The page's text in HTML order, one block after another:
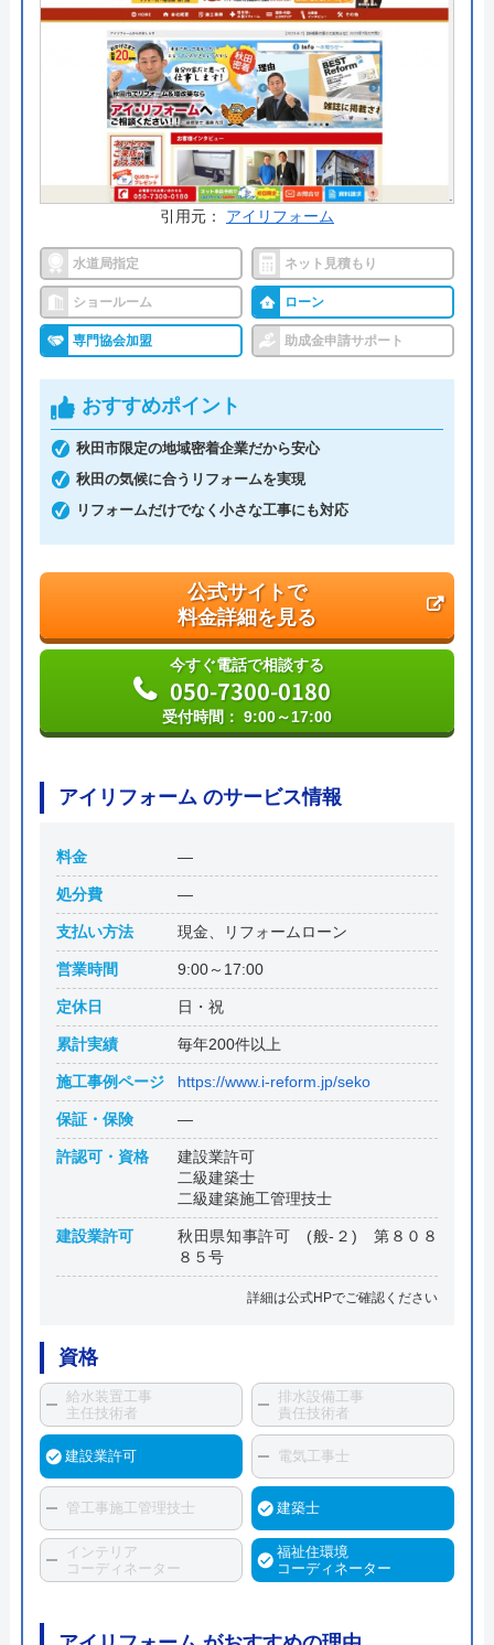
で問い合わせてみてください。
公式サイトで
料金詳細を見る
今すぐ電話で相談する
0120-915-122
受付時間： 10:00～18:00
リフォームDEPOT秋田店 の基本情報
運営会社 株式会社寺沢工務店
創業・設立 昭和24年10月創業
本社所在地
〒014-1201
秋田県仙北市田沢湖生保内字武蔵野
引用元： アイリフォーム
水道局指定 ネット見積もり
ショールーム ローン
専門協会加盟 助成金申請サポート
おすすめポイント
秋田市限定の地域密着企業だから安心
秋田の気候に合うリフォームを実現
リフォームだけでなく小さな工事にも対応
公式サイトで
料金詳細を見る
今すぐ電話で相談する
050-7300-0180
受付時間： 9:00～17:00
アイリフォーム のサービス情報
料金 ―
処分費 ―
支払い方法 現金、リフォームローン
営業時間 9:00～17:00
定休日 日・祝
累計実績 毎年200件以上
施工事例ページ https://www.i-reform.jp/seko
保証・保険 ―
許認可・資格
建設業許可
二級建築士
二級建築施工管理技士
建設業許可
秋田県知事許可 (般-２) 第８０８
８５号
詳細は公式HPでご確認ください
資格
給水装置工事
主任技術者
排水設備工事
責任技術者
建設業許可 電気工事士
管工事施工管理技士 建築士
インテリア
コーディネーター
福祉住環境
コーディネーター